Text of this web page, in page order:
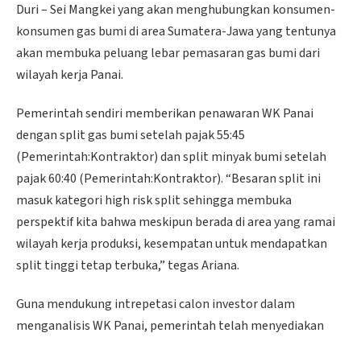
Duri – Sei Mangkei yang akan menghubungkan konsumen-
konsumen gas bumi di area Sumatera-Jawa yang tentunya
akan membuka peluang lebar pemasaran gas bumi dari
wilayah kerja Panai.
Pemerintah sendiri memberikan penawaran WK Panai
dengan split gas bumi setelah pajak 55:45
(Pemerintah:Kontraktor) dan split minyak bumi setelah
pajak 60:40 (Pemerintah:Kontraktor). “Besaran split ini
masuk kategori high risk split sehingga membuka
perspektif kita bahwa meskipun berada di area yang ramai
wilayah kerja produksi, kesempatan untuk mendapatkan
split tinggi tetap terbuka,” tegas Ariana.
Guna mendukung intrepetasi calon investor dalam
menganalisis WK Panai, pemerintah telah menyediakan